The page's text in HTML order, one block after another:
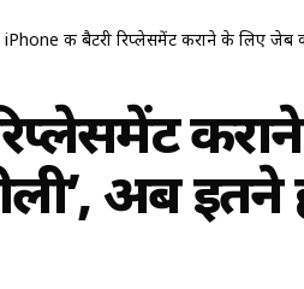
iPhone की बैटरी रिप्लेसमेंट कराने के लिए जेब
अब